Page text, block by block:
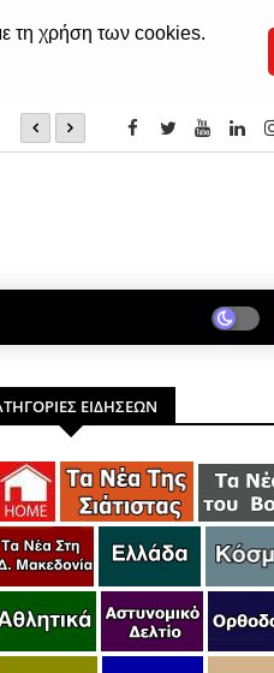
τη χρήση των cookies.
(†) Σιατίστης Παύλος:
ΕΙΔΗΣΕΩΝ